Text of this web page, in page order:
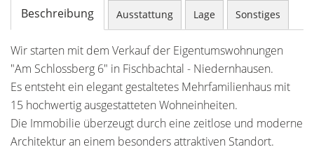
Beschreibung Ausstattung Lage Sonstiges
Wir starten mit dem Verkauf der Eigentumswohnungen
"Am Schlossberg 6" in Fischbachtal - Niedernhausen.
Es entsteht ein elegant gestaltetes Mehrfamilienhaus mit
15 hochwertig ausgestatteten Wohneinheiten.
Die Immobilie überzeugt durch eine zeitlose und moderne
Architektur an einem besonders attraktiven Standort.